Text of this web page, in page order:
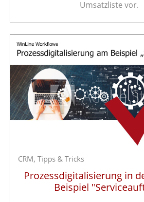
Umsatzliste vor.
CRM, Tipps & Tricks
Prozessdigitalisierung in
Beispiel